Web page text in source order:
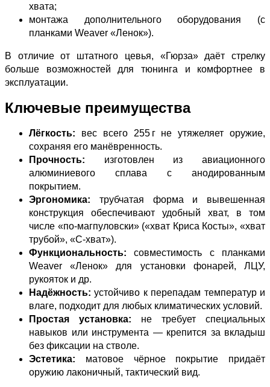
хвата;
монтажа дополнительного оборудования (с
планками Weaver «Ленок»).
В отличие от штатного цевья, «Гюрза» даёт стрелку
больше возможностей для тюнинга и комфортнее в
эксплуатации.
Ключевые преимущества
Лёгкость: вес всего 255 г не утяжеляет оружие,
сохраняя его манёвренность.
Прочность: изготовлен из авиационного
алюминиевого сплава с анодированным
покрытием.
Эргономика: трубчатая форма и вывешенная
конструкция обеспечивают удобный хват, в том
числе «по‑магпуловски» («хват Криса Косты», «хват
трубой», «С‑хват»).
Функциональность: совместимость с планками
Weaver «Ленок» для установки фонарей, ЛЦУ,
рукояток и др.
Надёжность: устойчиво к перепадам температур и
влаге, подходит для любых климатических условий.
Простая установка: не требует специальных
навыков или инструмента — крепится за вкладыш
без фиксации на стволе.
Эстетика: матовое чёрное покрытие придаёт
оружию лаконичный, тактический вид.